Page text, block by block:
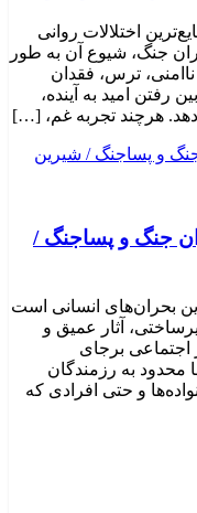
اختلالات روانی
جنگ، شیوع آن به طور
ترس، فقدان
رفتن امید به آینده،
هرچند تجربه غم، […]
جنگ و پساجنگ /
بحران‌های انسانی است
آثار عمیق و
اجتماعی برجای
محدود به رزمندگان
و حتی افرادی که